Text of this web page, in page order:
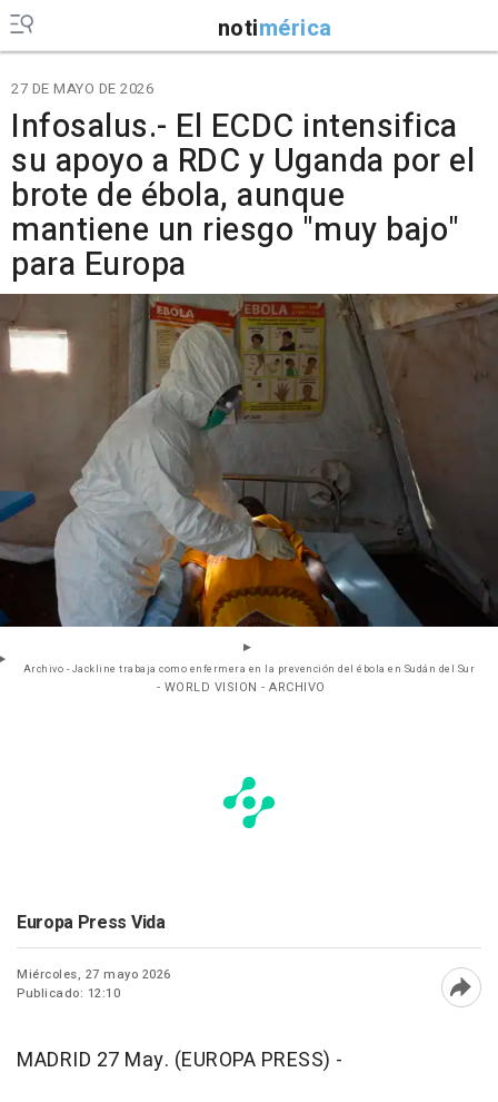
notimérica
27 DE MAYO DE 2026
Infosalus.- El ECDC intensifica
su apoyo a RDC y Uganda por el
brote de ébola, aunque
mantiene un riesgo "muy bajo"
para Europa
Archivo - Jackline trabaja como enfermera en la prevención del ébola en Sudán del Sur
- WORLD VISION - ARCHIVO
Europa Press Vida
Miércoles, 27 mayo 2026
Publicado: 12:10
MADRID 27 May. (EUROPA PRESS) -